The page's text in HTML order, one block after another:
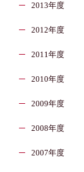
2013年度
2012年度
2011年度
2010年度
2009年度
2008年度
2007年度